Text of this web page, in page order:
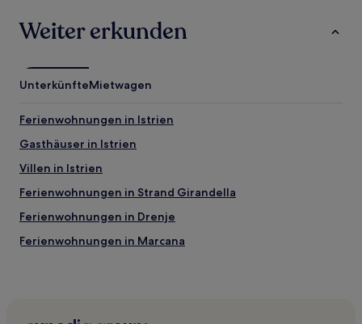
können
sich
können
gelten.
Weiter erkunden
UnterkünfteMietwagen
Ferienwohnungen in Istrien
Gasthäuser in Istrien
Villen in Istrien
Ferienwohnungen in Strand Girandella
Ferienwohnungen in Drenje
Ferienwohnungen in Marcana